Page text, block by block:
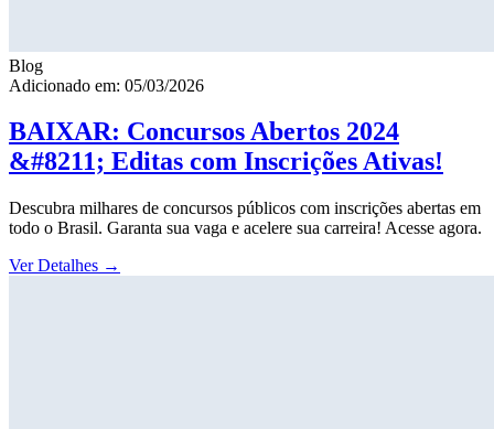
Blog
Adicionado em: 05/03/2026
BAIXAR: Concursos Abertos 2024
&#8211; Editas com Inscrições Ativas!
Descubra milhares de concursos públicos com inscrições abertas em
todo o Brasil. Garanta sua vaga e acelere sua carreira! Acesse agora.
Ver Detalhes →